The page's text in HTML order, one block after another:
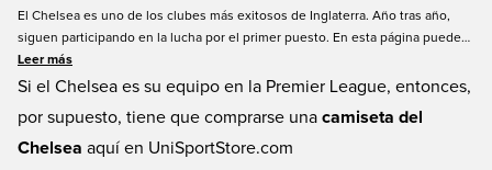
El Chelsea es uno de los clubes más exitosos de Inglaterra. Año tras año,
siguen participando en la lucha por el primer puesto. En esta página puede
encontrar la equipación local, visitante y tercera del Chelsea, para que pueda
apoyar a su equipo desde el norte de Londres. Le damos la opción de elegir
suya o de su jugador favorito. Compre su camiseta del Chelsea aquí en
Unisport.
Leer más
Si el Chelsea es su equipo en la Premier League, entonces,
por supuesto, tiene que comprarse una camiseta del
Chelsea aquí en UniSportStore.com